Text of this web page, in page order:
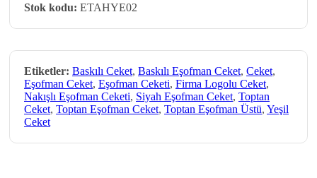
Stok kodu: ETAHYE02
Etiketler: Baskılı Ceket, Baskılı Eşofman Ceket, Ceket,
Eşofman Ceket, Eşofman Ceketi, Firma Logolu Ceket,
Nakışlı Eşofman Ceketi, Siyah Eşofman Ceket, Toptan
Ceket, Toptan Eşofman Ceket, Toptan Eşofman Üstü, Yeşil
Ceket